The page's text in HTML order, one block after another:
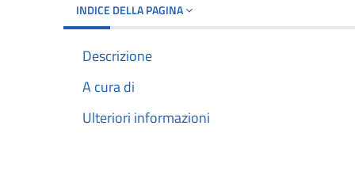
INDICE DELLA PAGINA
Descrizione
A cura di
Ulteriori informazioni